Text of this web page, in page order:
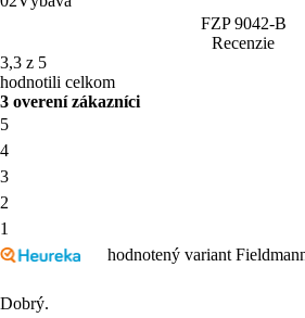
FZP 9042-B
Recenzie
3,3 z 5
hodnotili celkom
3 overení zákazníci
5
4
3
2
1
hodnotený variant
Dobrý.